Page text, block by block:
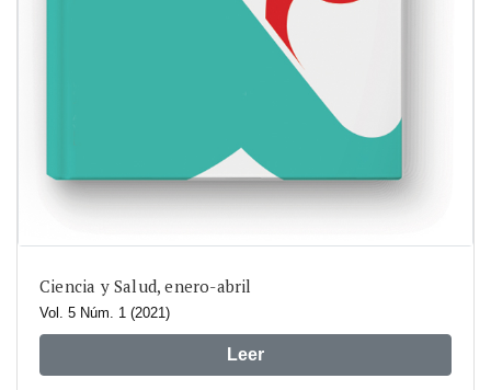
Ciencia y Salud, enero-abril
Vol. 5 Núm. 1 (2021)
Leer